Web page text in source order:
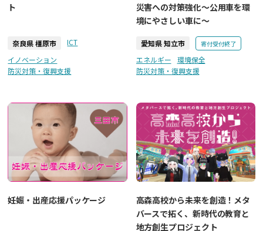
ト
奈良県 橿原市
ICT
イノベーション
防災対策・復興支援
災害への対策強化～公用車を環
境にやさしい車に～
愛知県 知立市 寄付受付終了
エネルギー
環境保全
防災対策・復興支援
妊娠・出産応援パッケージ
高森高校から未来を創造！メタ
バースで拓く、新時代の教育と
地方創生プロジェクト